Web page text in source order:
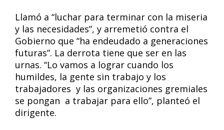
Llamó a “luchar para terminar con la miseria
y las necesidades”, y arremetió contra el
Gobierno que “ha endeudado a generaciones
futuras”. La derrota tiene que ser en las
urnas. “Lo vamos a lograr cuando los
humildes, la gente sin trabajo y los
trabajadores y las organizaciones gremiales
se pongan a trabajar para ello”, planteó el
dirigente.